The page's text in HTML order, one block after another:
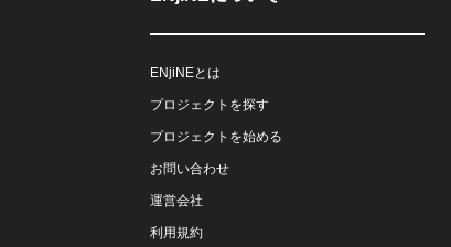
ENjiNEとは
プロジェクトを探す
プロジェクトを始める
お問い合わせ
運営会社
利用規約